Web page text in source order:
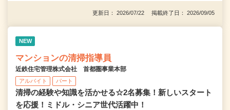
更新日： 2026/07/22 掲載終了日： 2026/09/05
NEW
マンションの清掃指導員
近鉄住宅管理株式会社 首都圏事業本部
アルバイト パート
清掃の経験や知識を活かせる☆2名募集！新しいスタート
を応援！ミドル・シニア世代活躍中！